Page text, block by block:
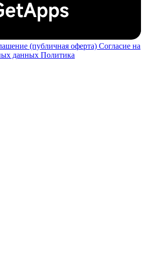
(публичная оферта) Согласие на
данных Политика